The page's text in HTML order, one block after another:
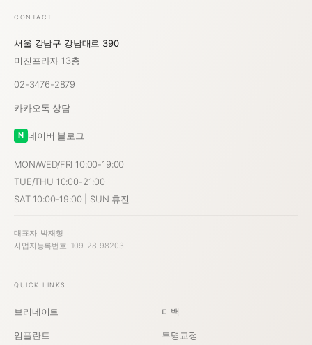
CONTACT
서울 강남구 강남대로 390
미진프라자 13층
02-3476-2879
카카오톡 상담
N 네이버 블로그
MON/WED/FRI 10:00-19:00
TUE/THU 10:00-21:00
SAT 10:00-19:00 | SUN 휴진
대표자: 박재형
사업자등록번호: 109-28-98203
QUICK LINKS
브리네이트 미백
임플란트 투명교정